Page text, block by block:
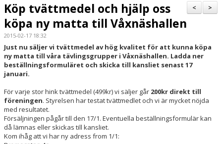
NYHETER
KALENDER
STÖDMEDLEM
PRISER & TERMINSTIDER
BLI LEDARE
>
<
Köp tvättmedel och hjälp oss
köpa ny matta till Våxnäshallen
2015-02-17 18:32
Just nu säljer vi tvättmedel av hög kvalitet för att kunna köpa
ny matta till våra tävlingsgrupper i Våxnäshallen. Ladda ner
beställningsformuläret och skicka till kansliet senast 17
januari.
För varje stor hink tvättmedel (499kr) vi säljer går 200kr direkt till
föreningen. Styrelsen har testat tvättmedlet och vi är mycket nöjda
med resultatet.
Försäljningen pågår till den 17/1. Eventuella beställningsformulär kan
då lämnas eller skickas till kansliet.
Kom ihåg att vi har ny adress from 1/1: